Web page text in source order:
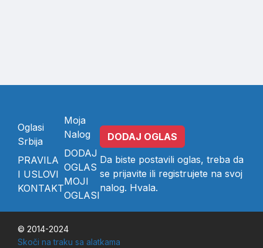
Oglasi
Srbija
PRAVILA
I USLOVI
KONTAKT
Moja
Nalog
DODAJ
OGLAS
MOJI
OGLASI
DODAJ OGLAS
Da biste postavili oglas, treba da
se prijavite ili registrujete na svoj
nalog. Hvala.
© 2014-2024
Skoči na traku sa alatkama